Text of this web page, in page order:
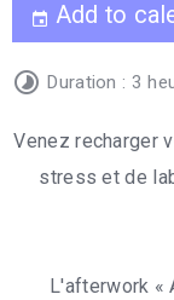
Add to
Duration : 3
Venez recharger
stress et de
L'afterwork «